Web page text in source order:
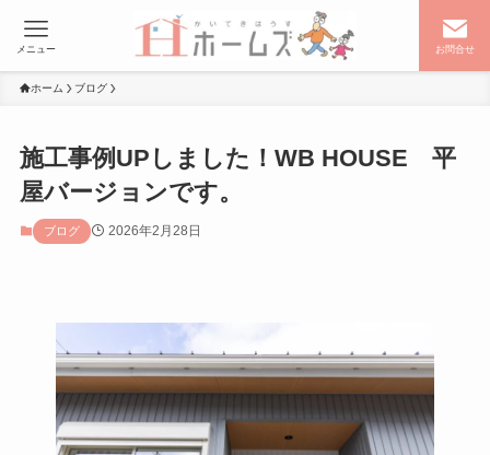
お問合せ
メニュー
ホーム ブログ
施工事例UPしました！WB HOUSE 平
屋バージョンです。
ブログ 2026年2月28日